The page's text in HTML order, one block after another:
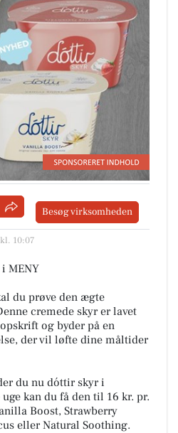
Besøg virksomheden
10:07
MENY
du prøve den ægte
cremede skyr er lavet
og byder på en
der vil løfte dine måltider
du nu dóttir skyr i
kan du få den til 16 kr. pr.
Boost, Strawberry
eller Natural Soothing.